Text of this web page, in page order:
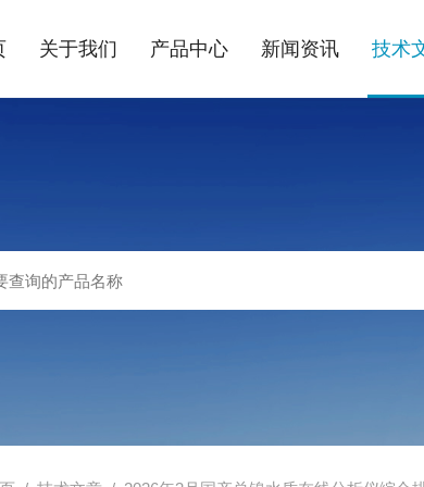
关于我们 产品中心 新闻资讯 技术